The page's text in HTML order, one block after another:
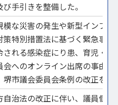
び手引きを整備した。
模な災害の発生や新型インフル
策特別措置法に基づく緊急事態
される感染症にり患、育児・介
会へのオンライン出席の事由と
堺市議会委員会条例の改正を行
自治法の改正に伴い、議員個人